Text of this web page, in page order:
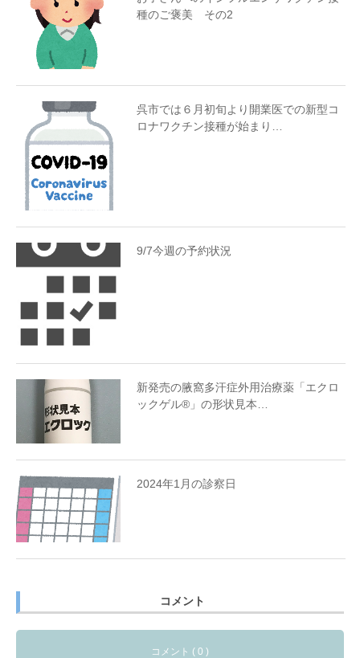
種のご褒美 その2
呉市では６月初旬より開業医での新型コ
ロナワクチン接種が始まり…
9/7今週の予約状況
新発売の腋窩多汗症外用治療薬「エクロ
ックゲル®︎」の形状見本…
2024年1月の診察日
コメント
コメント ( 0 )